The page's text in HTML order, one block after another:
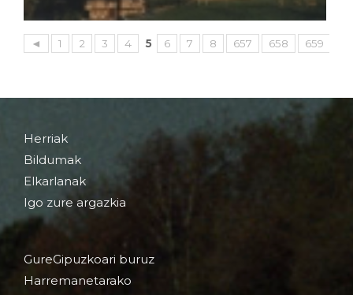
◄ 1 2 3 4 5 6 7 8 657 658 659
Herriak
Bildumak
Elkarlanak
Igo zure argazkia
GureGipuzkoari buruz
Harremanetarako